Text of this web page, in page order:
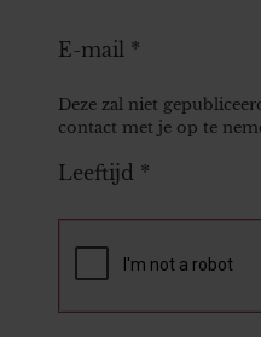
E-mail *
Deze zal niet
contact met je op te
Leeftijd *